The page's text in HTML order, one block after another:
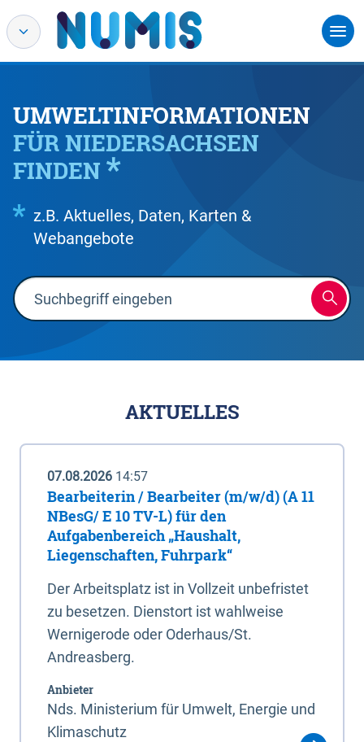
UMWELTINFORMATIONEN
FÜR NIEDERSACHSEN
FINDEN
z.B. Aktuelles, Daten, Karten &
Webangebote
AKTUELLES
07.08.2026 14:57
Bearbeiterin / Bearbeiter (m/w/d) (A 11
NBesG/ E 10 TV-L) für den
Aufgabenbereich „Haushalt,
Liegenschaften, Fuhrpark“
Der Arbeitsplatz ist in Vollzeit unbefristet
zu besetzen. Dienstort ist wahlweise
Wernigerode oder Oderhaus/St.
Andreasberg.
Anbieter
Nds. Ministerium für Umwelt, Energie und
Klimaschutz